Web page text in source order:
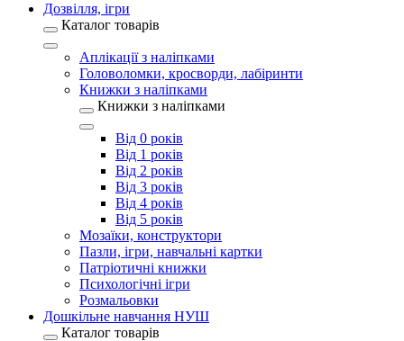
Дозвілля, ігри
Каталог товарів
Аплікації з наліпками
Головоломки, кросворди, лабіринти
Книжки з наліпками
Книжки з наліпками
Від 0 років
Від 1 років
Від 2 років
Від 3 років
Від 4 років
Від 5 років
Мозаїки, конструктори
Пазли, ігри, навчальні картки
Патріотичні книжки
Психологічні ігри
Розмальовки
Дошкільне навчання НУШ
Каталог товарів